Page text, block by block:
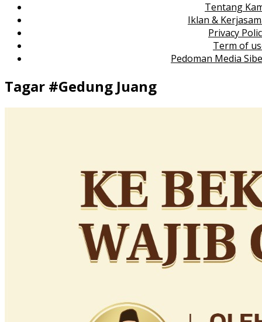
Tentang
Iklan &
Privacy
Term of
Pedoman Media
Tagar #Gedung Juang